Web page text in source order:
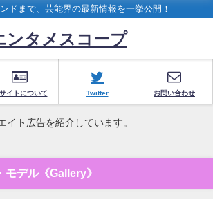
ドまで、芸能界の最新情報を一挙公開！
ンタメスコープ
イトについて Twitter お問い合わせ
イト広告を紹介しています。
デル《Gallery》